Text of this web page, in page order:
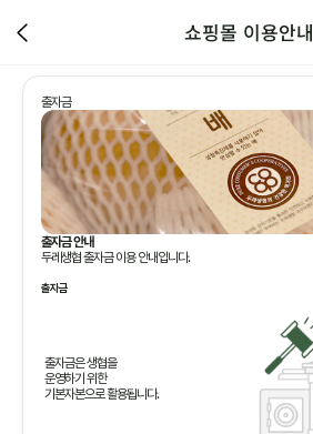
쇼핑몰 이용안내
출자금
출자금 안내
두레생협 출자금 이용 안내입니다.
출자금
출자금은 생협을
운영하기 위한
기본자본으로 활용됩니다.